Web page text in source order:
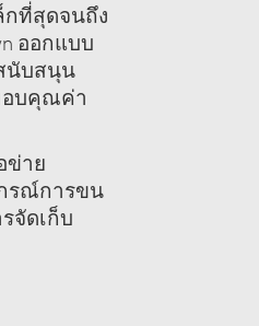
กที่สุดจนถึง
ออกแบบ
นับสนุน
บคุณค่า
ข่าย
รณ์การขน
จัดเก็บ